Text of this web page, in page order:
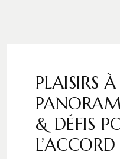
PLAISIRS
& DÉFIS
L’ACCORD